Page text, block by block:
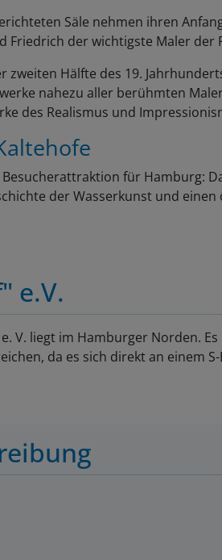
Säle nehmen ihren
Friedrich der wichtigste Maler
zweiten Hälfte des 19.
nahezu aller berühmten
des Realismus und
für Hamburg:
der Wasserkunst und
e.V.
V. liegt im Hamburger Norden.
da es sich direkt an einem